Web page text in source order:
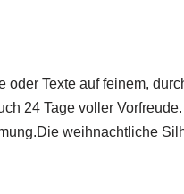
Texte auf feinem,
24 Tage voller Vorfreude.
weihnachtliche